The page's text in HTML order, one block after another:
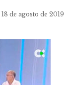
18 de agosto de 2019